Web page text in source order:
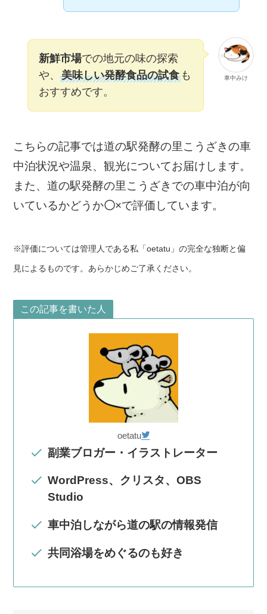
車中みけ
新鮮市場での地元の味の探索
や、美味しい発酵食品の試食 も
おすすめです。
こちらの記事では道の駅発酵の里こうざきの車
中泊状況や温泉、観光についてお届けします。
また、道の駅発酵の里こうざきでの車中泊が向
いているかどうか〇×で評価しています。
※評価については管理人である私「oetatu」の完全な独断と偏
見によるものです。あらかじめご了承ください。
この記事を書いた人
oetatu
副業ブロガー・イラストレーター
WordPress、クリスタ、OBS
Studio
車中泊しながら道の駅の情報発信
共同浴場をめぐるのも好き